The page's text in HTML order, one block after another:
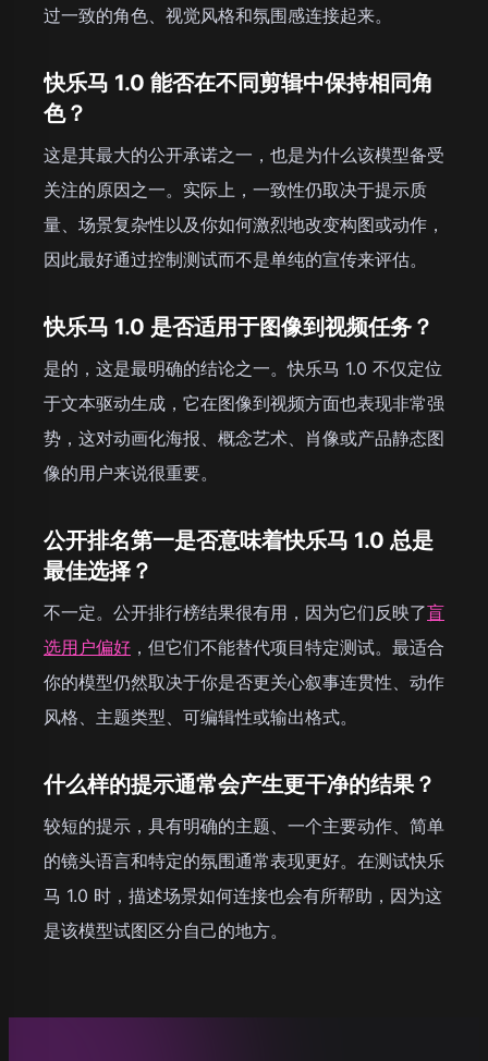
过一致的角色、视觉风格和氛围感连接起来。
快乐马 1.0 能否在不同剪辑中保持相同角
色？
这是其最大的公开承诺之一，也是为什么该模型备受
关注的原因之一。实际上，一致性仍取决于提示质
量、场景复杂性以及你如何激烈地改变构图或动作，
因此最好通过控制测试而不是单纯的宣传来评估。
快乐马 1.0 是否适用于图像到视频任务？
是的，这是最明确的结论之一。快乐马 1.0 不仅定位
于文本驱动生成，它在图像到视频方面也表现非常强
势，这对动画化海报、概念艺术、肖像或产品静态图
像的用户来说很重要。
公开排名第一是否意味着快乐马 1.0 总是
最佳选择？
不一定。公开排行榜结果很有用，因为它们反映了盲
选用户偏好 ，但它们不能替代项目特定测试。最适合
你的模型仍然取决于你是否更关心叙事连贯性、动作
风格、主题类型、可编辑性或输出格式。
什么样的提示通常会产生更干净的结果？
较短的提示，具有明确的主题、一个主要动作、简单
的镜头语言和特定的氛围通常表现更好。在测试快乐
马 1.0 时，描述场景如何连接也会有所帮助，因为这
是该模型试图区分自己的地方。